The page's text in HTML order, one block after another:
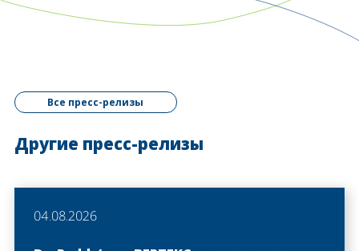
Все пресс-релизы
Другие пресс-релизы
04.08.2026